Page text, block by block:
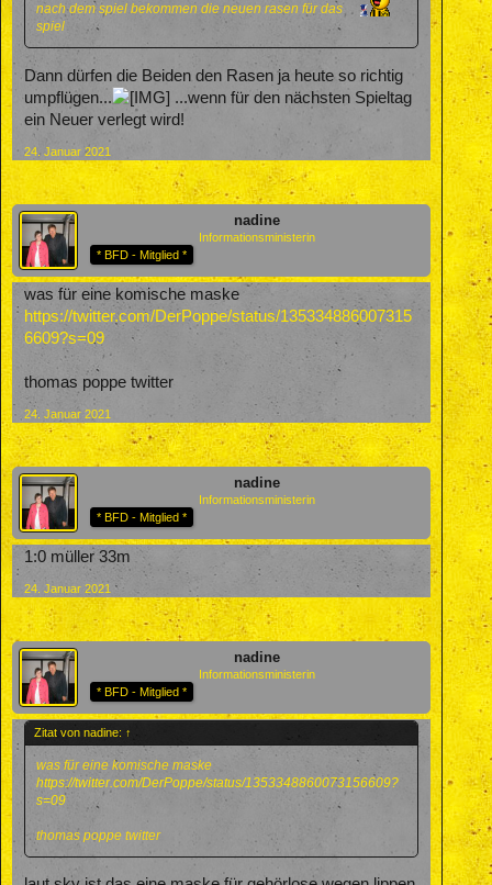
nach dem spiel bekommen die neuen rasen für das
spiel
Dann dürfen die Beiden den Rasen ja heute so richtig
umpflügen...
...wenn für den nächsten Spieltag
ein Neuer verlegt wird!
24. Januar 2021
nadine
Informationsministerin
* BFD - Mitglied *
was für eine komische maske
https://twitter.com/DerPoppe/status/135334886007315
6609?s=09
thomas poppe twitter
24. Januar 2021
nadine
Informationsministerin
* BFD - Mitglied *
1:0 müller 33m
24. Januar 2021
nadine
Informationsministerin
* BFD - Mitglied *
Zitat von nadine: ↑
was für eine komische maske
https://twitter.com/DerPoppe/status/1353348860073156609?
s=09
thomas poppe twitter